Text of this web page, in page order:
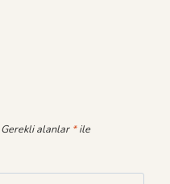
Gerekli alanlar *ile